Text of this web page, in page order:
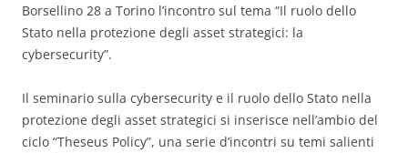
Borsellino 28 a Torino l’incontro sul tema “Il ruolo dello
Stato nella protezione degli asset strategici: la
cybersecurity”.
Il seminario sulla cybersecurity e il ruolo dello Stato nella
protezione degli asset strategici si inserisce nell’ambio del
ciclo “Theseus Policy”, una serie d’incontri su temi salienti